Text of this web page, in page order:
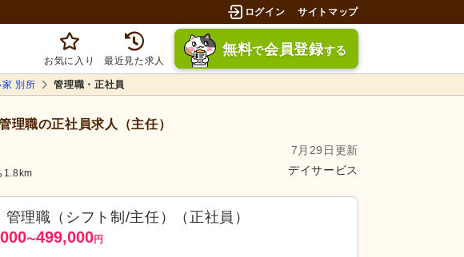
ログイン サイトマップ
お気に入り 最近見た求人
無料で会員登録する
別所 管理職・正社員
理職の正社員求人（主任）
7月29日更新
デイサービス
1.8km
管理職（シフト制/主任）（正社員）
〜499,000円